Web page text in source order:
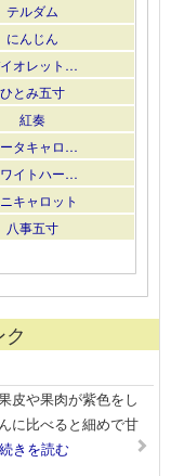
テルダム
にんじん
オレット…
ひとみ五寸
紅奏
タキャロ…
イトハー…
キャロット
八事五寸
皮や果肉が紫色をし
に比べると細めで甘
きを読む